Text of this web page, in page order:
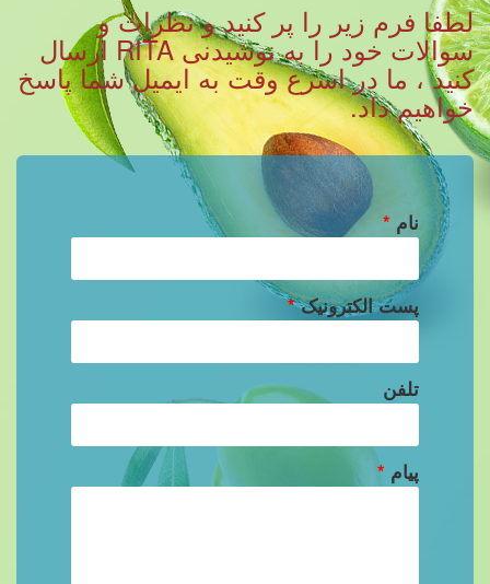
لطفا فرم زیر را پر کنید و نظرات و
سوالات خود را به نوشیدنی RITA ارسال
کنید ، ما در اسرع وقت به ایمیل شما پاسخ
خواهیم داد.
نام *
پست الکترونیک*
تلفن
پیام *